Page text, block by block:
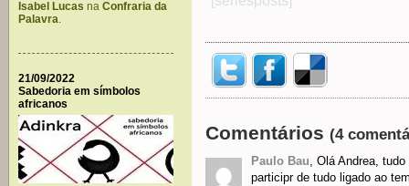
Isabel Lucas na Confraria da
Palavra.
21/09/2022
Sabedoria em símbolos
africanos
Comentários (4
Paulo Bau, Olá Andrea,
participr de tudo ligado ao